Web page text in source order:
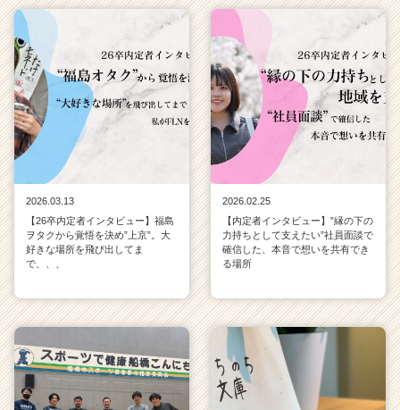
r
r
e
e
r）
2026.03.13
【26卒内定者インタビュー】福島
ヲタクから覚悟を決め”上京”。大
好きな場所を飛び出してま
で、、、
2026.02.25
【内定者インタビュー】”縁の下の
力持ちとして支えたい”社員面談で
確信した、本音で想いを共有でき
る場所